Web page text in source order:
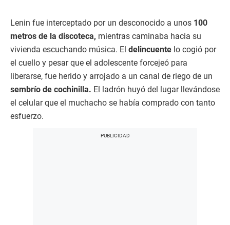
Lenin fue interceptado por un desconocido a unos 100
metros de la discoteca, mientras caminaba hacia su
vivienda escuchando música. El delincuente lo cogió por
el cuello y pesar que el adolescente forcejeó para
liberarse, fue herido y arrojado a un canal de riego de un
sembrío de cochinilla. El ladrón huyó del lugar llevándose
el celular que el muchacho se había comprado con tanto
esfuerzo.